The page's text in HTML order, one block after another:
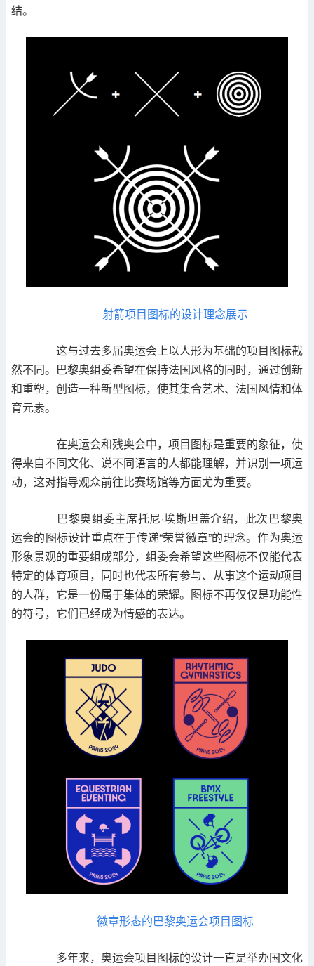
结。
射箭项目图标的设计理念展示
这与过去多届奥运会上以人形为基础的项目图标截
然不同。巴黎奥组委希望在保持法国风格的同时，通过创新
和重塑，创造一种新型图标，使其集合艺术、法国风情和体
育元素。
在奥运会和残奥会中，项目图标是重要的象征，使
得来自不同文化、说不同语言的人都能理解，并识别一项运
动，这对指导观众前往比赛场馆等方面尤为重要。
巴黎奥组委主席托尼·埃斯坦盖介绍，此次巴黎奥
运会的图标设计重点在于传递“荣誉徽章”的理念。作为奥运
形象景观的重要组成部分，组委会希望这些图标不仅能代表
特定的体育项目，同时也代表所有参与、从事这个运动项目
的人群，它是一份属于集体的荣耀。图标不再仅仅是功能性
的符号，它们已经成为情感的表达。
徽章形态的巴黎奥运会项目图标
多年来，奥运会项目图标的设计一直是举办国文化